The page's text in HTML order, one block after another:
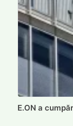
E.ON a